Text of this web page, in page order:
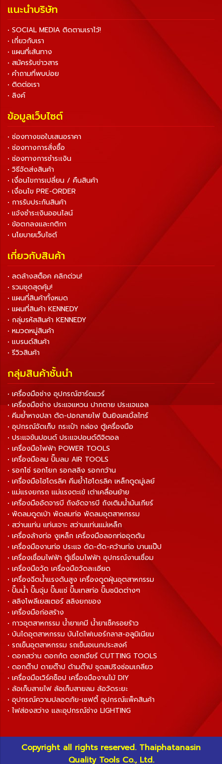
แนะนำบริษัท
• SOCIAL MEDIA ติดตามเราไว้!
• เกี่ยวกับเรา
• แผนที่เส้นทาง
• สมัครรับข่าวสาร
• คำถามที่พบบ่อย
• ติดต่อเรา
• ลิงค์
ข้อมูลเว็บไซต์
• ช่องทางขอใบเสนอราคา
• ช่องทางการสั่งซื้อ
• ช่องทางการชำระเงิน
• วิธีจัดส่งสินค้า
• เงื่อนไขการเปลี่ยน / คืนสินค้า
• เงื่อนไข PRE-ORDER
• การรับประกันสินค้า
• แจ้งชำระเงินออนไลน์
• ข้อตกลงและกติกา
• นโยบายเว็บไซต์
เกี่ยวกับสินค้า
• ลดล้างสต็อค คลิกด่วน!
• รวมชุดสุดคุ้ม!
• แผนที่สินค้าทั้งหมด
• แผนที่สินค้า KENNEDY
• กลุ่มรหัสสินค้า KENNEDY
• หมวดหมู่สินค้า
• แบรนด์สินค้า
• รีวิวสินค้า
กลุ่มสินค้าชั้นนำ
• เครื่องมือช่าง อุปกรณ์ฮาร์ดแวร์
• เครื่องมือช่าง ประแจแหวน ปากตาย ประแจแอล
• คีมย้ำหางปลา ตัด-ปอกสายไฟ ปืนยิงเคเบิ้ลไทร์
• อุปกรณ์จัดเก็บ กระเป๋า กล่อง ตู้เครื่องมือ
• ประแจขันปอนด์ ประแจปอนด์ดิจิตอล
• เครื่องมือไฟฟ้า POWER TOOLS
• เครื่องมือลม ปั๊มลม AIR TOOLS
• รอกโซ่ รอกโยก รอกสลิง รอกกว้าน
• เครื่องมือไฮโดรลิค คีมย้ำไฮโดรลิค เหล็กดูดมู่เลย์
• แม่แรงยกรถ แม่แรงตะเข้ เต่าเคลื่อนย้าย
• เครื่องมืออัดจารบี ถังอัดจารบี ถังเติมน้ำมันเกียร์
• พัดลมดูดเป่า พัดลมท่อ พัดลมอุตสาหกรรม
• สว่านแท่น แท่นเจาะ สว่านแท่นแม่เหล็ก
• เครื่องล้างท่อ งูเหล็ก เครื่องมือลอกท่ออุดตัน
• เครื่องมืองานท่อ ประแจ ดัด-ตัด-คว้านท่อ บานแป๊ป
• เครื่องเชื่อมไฟฟ้า ตู้เชื่อมไฟฟ้า อุปกรณ์งานเชื่อม
• เครื่องมือวัด เครื่องมือวัดละเอียด
• เครื่องฉีดน้ำแรงดันสูง เครื่องดูดฝุ่นอุตสาหกรรม
• ปั๊มน้ำ ปั๊มจุ่ม ปั๊มแช่ ปั๊มเทสท่อ ปั๊มชนิดต่างๆ
• สลิงโพลีเยสเตอร์ สลิงยกของ
• เครื่องมือก่อสร้าง
• กาวอุตสาหกรรม น้ำยาเคมี น้ำยาเช็ครอยร้าว
• บันไดอุตสาหกรรม บันไดไฟเบอร์กลาส-อลูมิเนียม
• รถเข็นอุตสาหกรรม รถเข็นอเนกประสงค์
• ดอกสว่าน ดอกกัด ดอกเจียร์ CUTTING TOOLS
• ดอกต๊าป ดายต๊าป ด้ามต๊าป ชุดสปริงซ่อมเกลียว
• เครื่องมือเวิร์คช็อป เครื่องมืองานไม้ DIY
• ล้อเก็บสายไฟ ล้อเก็บสายลม ล้อวัดระยะ
• อุปกรณ์ความปลอดภัย-เซฟตี้ อุปกรณ์แพ็คสินค้า
• ไฟส่องสว่าง และอุปกรณ์ช่าง LIGHTING
Copyright all rights reserved. Thaiphatanasin
Quality Tools Co., Ltd.